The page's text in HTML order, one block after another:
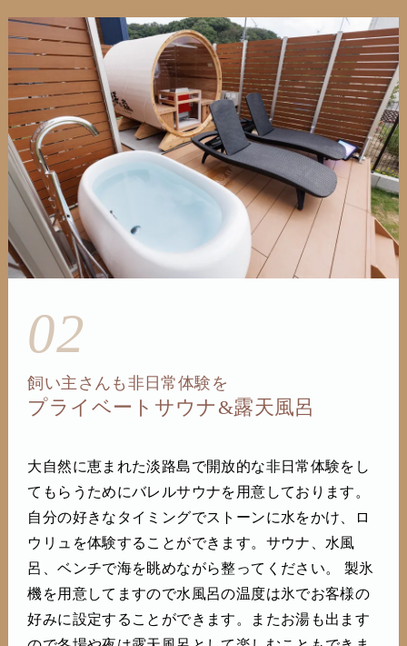
02
飼い主さんも非日常体験を
プライベートサウナ&露天風呂
大自然に恵まれた淡路島で開放的な非日常体験をし
てもらうためにバレルサウナを用意しております。
自分の好きなタイミングでストーンに水をかけ、ロ
ウリュを体験することができます。サウナ、水風
呂、ベンチで海を眺めながら整ってください。 製氷
機を用意してますので水風呂の温度は氷でお客様の
好みに設定することができます。またお湯も出ます